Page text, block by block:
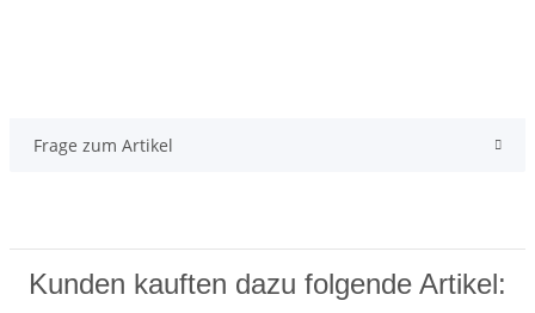
Frage zum Artikel
Kunden kauften dazu folgende Artikel: